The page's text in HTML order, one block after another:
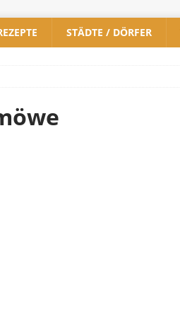
STÄDTE / DÖRFER